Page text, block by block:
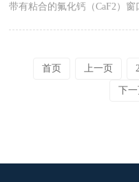
带有粘合的氟化钙（CaF2）
首页 上一页
下